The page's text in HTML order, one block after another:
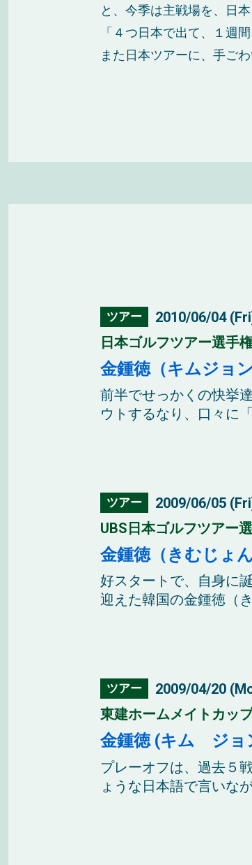
と、今季は主戦場を、日
「４つ日本で出て、１週
また日本ツアーに、手ご
ツアー
2010/06/04
日本ゴルフツアー選手
金鍾徳（キムジョ
前半でせっかくの快挙
ウトするなり、口々に
ツアー
2009/06/05
UBS日本ゴルフツアー
金鍾徳（きむじょ
好スタートで、自身に
迎えた韓国の金鍾徳（
ツアー
2009/04/20
東建ホームメイトカッ
金鍾徳 (キム ジョ
プレーオフは、過去５
ょうな日本語で言いな